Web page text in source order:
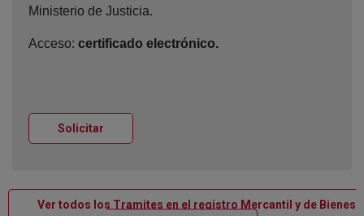
Ministerio de Justicia.
Acceso: certificado electrónico.
Solicitar
Ver todos los Tramites en el registro Mercantil y de Bienes